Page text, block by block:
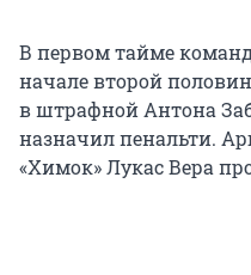
В первом тайме
начале второй
в штрафной Антона
назначил пенальти.
«Химок» Лукас Вера